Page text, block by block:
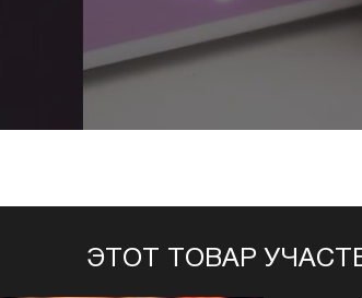
ЭТОТ ТОВАР